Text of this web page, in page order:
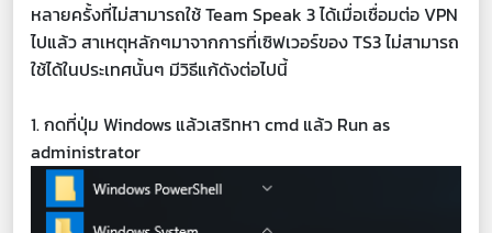
หลายครั้งที่ไม่สามารถใช้ Team Speak 3 ได้เมื่อเชื่อมต่อ VPN
ไปแล้ว สาเหตุหลักๆมาจากการที่เซิฟเวอร์ของ TS3 ไม่สามารถ
ใช้ได้ในประเทศนั้นๆ มีวิธีแก้ดังต่อไปนี้
1. กดที่ปุ่ม Windows แล้วเสริทหา cmd แล้ว Run as
administrator